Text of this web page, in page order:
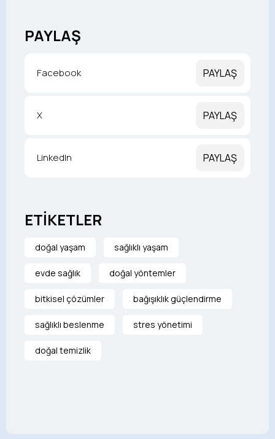
PAYLAŞ
Facebook PAYLAŞ
X PAYLAŞ
LinkedIn PAYLAŞ
ETİKETLER
doğal yaşam sağlıklı yaşam
evde sağlık doğal yöntemler
bitkisel çözümler bağışıklık güçlendirme
sağlıklı beslenme stres yönetimi
doğal temizlik